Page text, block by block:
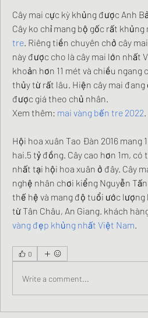
Cây mai cực kỳ khủng được Anh
Cây ko chỉ mang bộ gốc rất
tre. Riêng tiền chuyên chở cây
này được cho là cây mai lớn nhất
khoản hơn 11 mét và chiều ngang
thủy từ rất lâu. Hiện cây mai đang
được giá theo chủ nhân.
Xem thêm: mai vàng bến tre 2022.
Hội hoa xuân Tao Đàn 2016 mang
hai.5 tỷ đồng. Cây cao hơn 1m,
nhất tại hội hoa xuân ở đây. Cây
nghệ nhân chơi kiểng Nguyễn
thế hệ và mang độ tuổi ước lượng
từ Tân Châu, An Giang. khách
vàng đẹp khủng nhất Việt Nam.
0
Write a comment...